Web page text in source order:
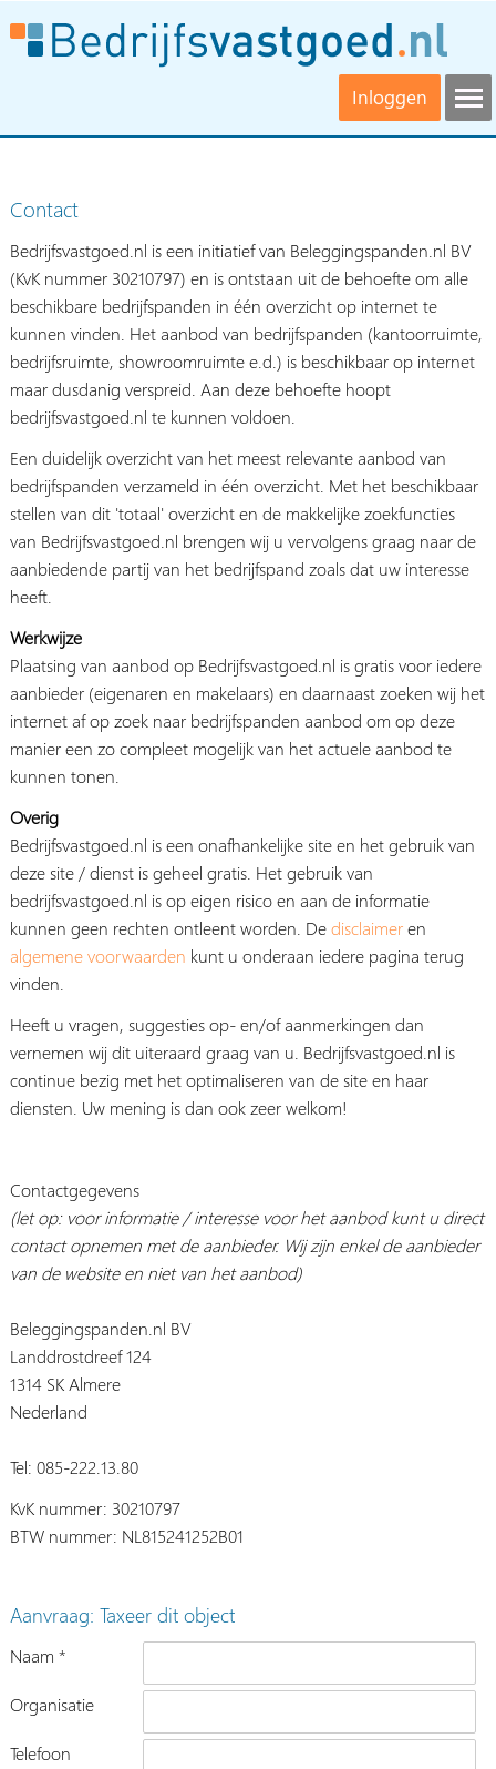
Inloggen
Contact
Bedrijfsvastgoed.nl is een initiatief van Beleggingspanden.nl BV
(KvK nummer 30210797) en is ontstaan uit de behoefte om alle
beschikbare bedrijfspanden in één overzicht op internet te
kunnen vinden. Het aanbod van bedrijfspanden (kantoorruimte,
bedrijfsruimte, showroomruimte e.d.) is beschikbaar op internet
maar dusdanig verspreid. Aan deze behoefte hoopt
bedrijfsvastgoed.nl te kunnen voldoen.
Een duidelijk overzicht van het meest relevante aanbod van
bedrijfspanden verzameld in één overzicht. Met het beschikbaar
stellen van dit 'totaal' overzicht en de makkelijke zoekfuncties
van Bedrijfsvastgoed.nl brengen wij u vervolgens graag naar de
aanbiedende partij van het bedrijfspand zoals dat uw interesse
heeft.
Werkwijze
Plaatsing van aanbod op Bedrijfsvastgoed.nl is gratis voor iedere
aanbieder (eigenaren en makelaars) en daarnaast zoeken wij het
internet af op zoek naar bedrijfspanden aanbod om op deze
manier een zo compleet mogelijk van het actuele aanbod te
kunnen tonen.
Overig
Bedrijfsvastgoed.nl is een onafhankelijke site en het gebruik van
deze site / dienst is geheel gratis. Het gebruik van
bedrijfsvastgoed.nl is op eigen risico en aan de informatie
kunnen geen rechten ontleent worden. Dedisclaimeren
algemene voorwaarden kunt u onderaan iedere pagina terug
vinden.
Heeft u vragen, suggesties op- en/of aanmerkingen dan
vernemen wij dit uiteraard graag van u. Bedrijfsvastgoed.nl is
continue bezig met het optimaliseren van de site en haar
diensten. Uw mening is dan ook zeer welkom!
Contactgegevens
(let op: voor informatie / interesse voor het aanbod kunt u direct
contact opnemen met de aanbieder. Wij zijn enkel de aanbieder
van de website en niet van het aanbod)
Beleggingspanden.nl BV
Landdrostdreef 124
1314 SK Almere
Nederland
Tel: 085-222.13.80
KvK nummer: 30210797
BTW nummer: NL815241252B01
Aanvraag: Taxeer dit object
Naam *
Organisatie
Telefoon